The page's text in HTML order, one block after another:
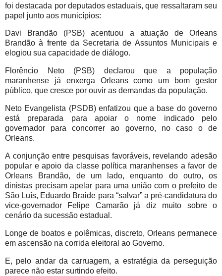
foi destacada por deputados estaduais, que ressaltaram seu
papel junto aos municípios:
Davi Brandão (PSB) acentuou a atuação de Orleans
Brandão à frente da Secretaria de Assuntos Municipais e
elogiou sua capacidade de diálogo.
Florêncio Neto (PSB) declarou que a população
maranhense já enxerga Orleans como um bom gestor
público, que cresce por ouvir as demandas da população.
Neto Evangelista (PSDB) enfatizou que a base do governo
está preparada para apoiar o nome indicado pelo
governador para concorrer ao governo, no caso o de
Orleans.
A conjunção entre pesquisas favoráveis, revelando adesão
popular e apoio da classe política maranhenses a favor de
Orleans Brandão, de um lado, enquanto do outro, os
dinistas precisam apelar para uma união com o prefeito de
São Luís, Eduardo Braide para “salvar” a pré-candidatura do
vice-governador Felipe Camarão já diz muito sobre o
cenário da sucessão estadual.
Longe de boatos e polêmicas, discreto, Orleans permanece
em ascensão na corrida eleitoral ao Governo.
E, pelo andar da carruagem, a estratégia da perseguição
parece não estar surtindo efeito.